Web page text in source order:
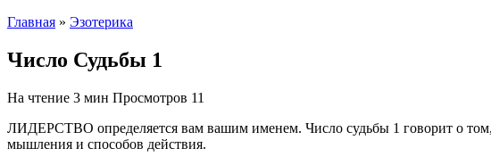
Главная » Эзотерика
Число Судьбы 1
На чтение 3 мин Просмотров 11
ЛИДЕРСТВО определяется вам вашим именем. Число судьбы 1 говорит о том,
мышления и способов действия.